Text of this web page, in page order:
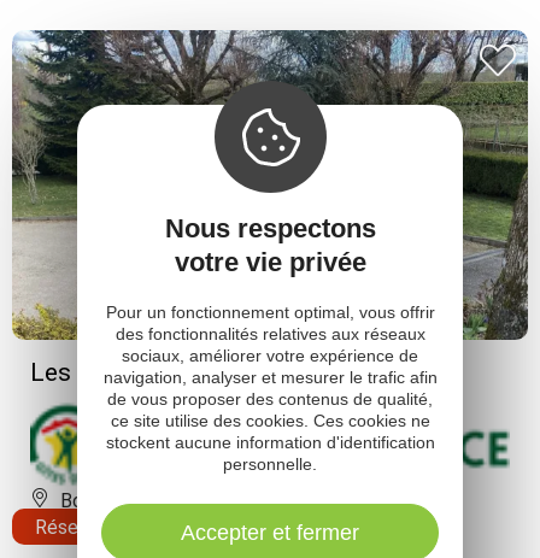
Les Genevriers
Bozouls
Réserver
Nous respectons
votre vie privée
Pour un fonctionnement optimal, vous offrir
des fonctionnalités relatives aux réseaux
sociaux, améliorer votre expérience de
navigation, analyser et mesurer le trafic afin
de vous proposer des contenus de qualité,
ce site utilise des cookies. Ces cookies ne
stockent aucune information d'identification
personnelle.
Accepter et fermer